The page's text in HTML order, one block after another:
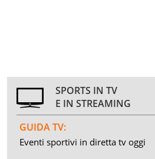
SPORTS IN TV
E IN STREAMING
GUIDA TV:
Eventi sportivi in diretta tv oggi